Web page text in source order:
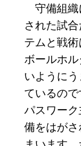
守備組織
された試
テムと戦術
ボールホ
いように
ているの
パスワー
備をはが